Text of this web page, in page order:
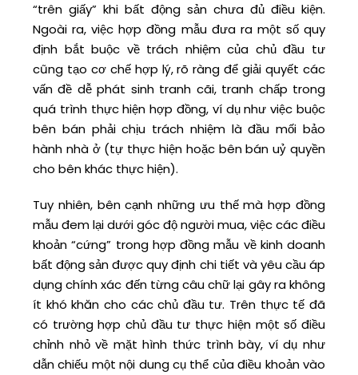
“trên giấy” khi bất động sản chưa đủ điều kiện.
Ngoài ra, việc hợp đồng mẫu đưa ra một số quy
định bắt buộc về trách nhiệm của chủ đầu tư
cũng tạo cơ chế hợp lý, rõ ràng để giải quyết các
vấn đề dễ phát sinh tranh cãi, tranh chấp trong
quá trình thực hiện hợp đồng, ví dụ như việc buộc
bên bán phải chịu trách nhiệm là đầu mối bảo
hành nhà ở (tự thực hiện hoặc bên bán uỷ quyền
cho bên khác thực hiện).
Tuy nhiên, bên cạnh những ưu thế mà hợp đồng
mẫu đem lại dưới góc độ người mua, việc các điều
khoản “cứng” trong hợp đồng mẫu về kinh doanh
bất động sản được quy định chi tiết và yêu cầu áp
dụng chính xác đến từng câu chữ lại gây ra không
ít khó khăn cho các chủ đầu tư. Trên thực tế đã
có trường hợp chủ đầu tư thực hiện một số điều
chỉnh nhỏ về mặt hình thức trình bày, ví dụ như
dẫn chiếu một nội dung cụ thể của điều khoản vào